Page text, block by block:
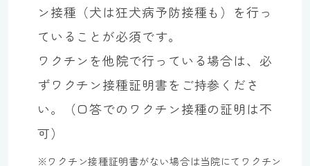
ン接種（犬は狂犬病予防接種も）を行っ
ていることが必須です。
ワクチンを他院で行っている場合は、必
ずワクチン接種証明書をご持参くださ
い。（口答でのワクチン接種の証明は不
可）
※ワクチン接種証明書がない場合は当院にてワクチン